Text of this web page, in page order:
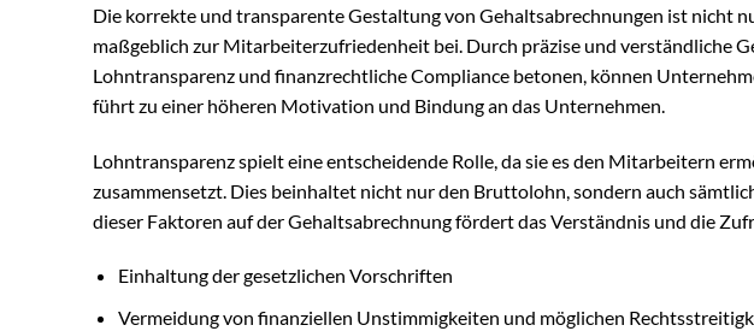
Die korrekte und transparente Gestaltung von Gehaltsabrechnungen ist nicht
maßgeblich zur Mitarbeiterzufriedenheit bei. Durch präzise und verständliche
Lohntransparenz und finanzrechtliche Compliance betonen, können
führt zu einer höheren Motivation und Bindung an das Unternehmen.
Lohntransparenz spielt eine entscheidende Rolle, da sie es den Mitarbeitern
zusammensetzt. Dies beinhaltet nicht nur den Bruttolohn, sondern auch
dieser Faktoren auf der Gehaltsabrechnung fördert das Verständnis und die
Einhaltung der gesetzlichen Vorschriften
Vermeidung von finanziellen Unstimmigkeiten und möglichen